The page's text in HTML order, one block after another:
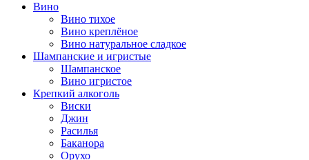
Вино
Вино тихое
Вино креплёное
Вино натуральное сладкое
Шампанские и игристые
Шампанское
Вино игристое
Крепкий алкоголь
Виски
Джин
Расилья
Баканора
Орухо